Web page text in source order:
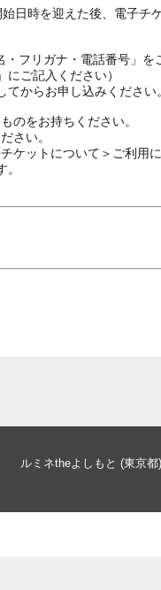
時を迎えた後、電子チ
フリガナ・電話番号」を
ご記入ください）
てからお申し込みくださ
のをお持ちください。
さい。
ケットについて＞ご利用
ルミネtheよしもと (東京都)